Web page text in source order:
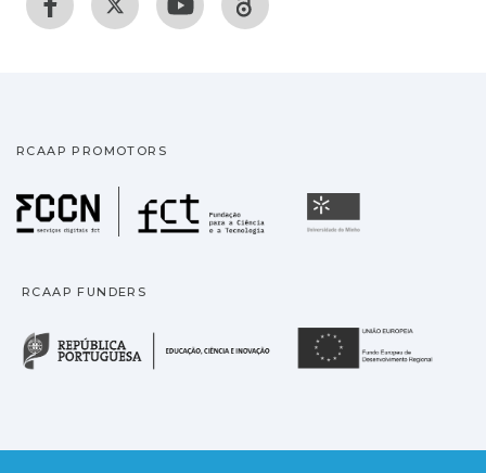
RCAAP PROMOTORS
Fundação para a
RCAAP FUNDERS
República Portuguesa